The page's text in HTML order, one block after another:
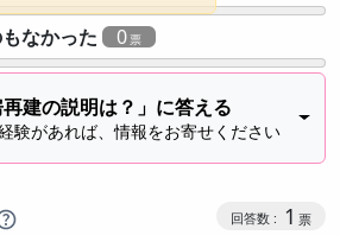
なかった
0
再建の説明は？」に答える
験があれば、情報をお寄せください
1